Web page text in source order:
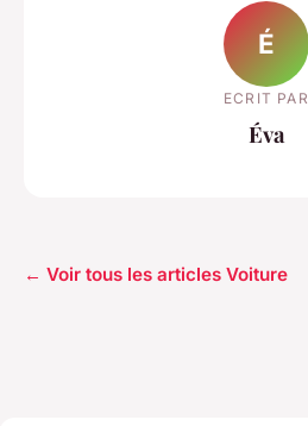
É
ECRIT PAR
Éva
← Voir tous les articles Voiture